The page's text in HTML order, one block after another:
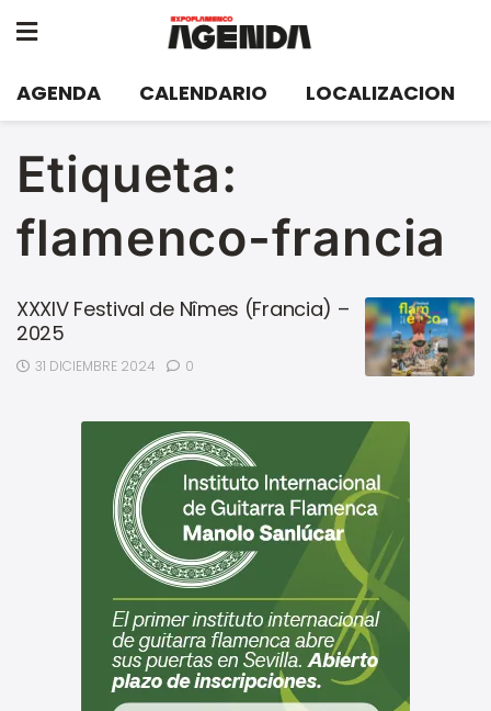
AGENDA CALENDARIO LOCALIZACION
Etiqueta:
flamenco-francia
XXXIV Festival de Nîmes (Francia) –
2025
31 DICIEMBRE 2024 0